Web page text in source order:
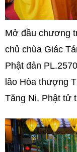
Mở đầu chương
chủ chùa Giác
Phật đản
lão Hòa thượng
Tăng Ni, Phật tử